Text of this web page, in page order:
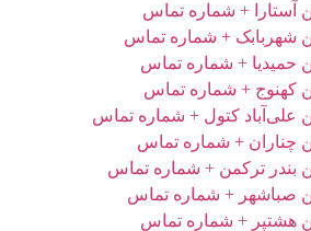
آستارا + شماره تماس
شهربابک + شماره تماس
حمیدیا + شماره تماس
کهنوج + شماره تماس
علی‌آباد کتول + شماره تماس
چناران + شماره تماس
بندر ترکمن + شماره تماس
صباشهر + شماره تماس
هشتپر + شماره تماس